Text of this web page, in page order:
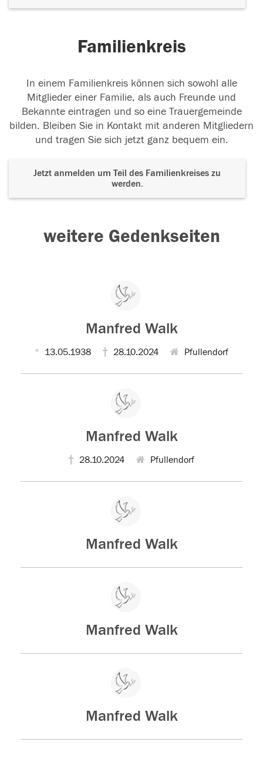
Familienkreis
In einem Familienkreis können sich sowohl alle
Mitglieder einer Familie, als auch Freunde und
Bekannte eintragen und so eine Trauergemeinde
bilden. Bleiben Sie in Kontakt mit anderen Mitgliedern
und tragen Sie sich jetzt ganz bequem ein.
Jetzt anmelden um Teil des Familienkreises zu
werden.
weitere Gedenkseiten
Manfred Walk
13.05.1938 28.10.2024 Pfullendorf
Manfred Walk
28.10.2024 Pfullendorf
Manfred Walk
Manfred Walk
Manfred Walk